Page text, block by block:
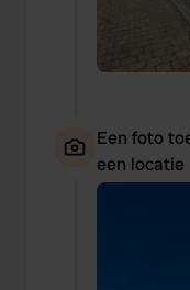
Een foto
een locatie